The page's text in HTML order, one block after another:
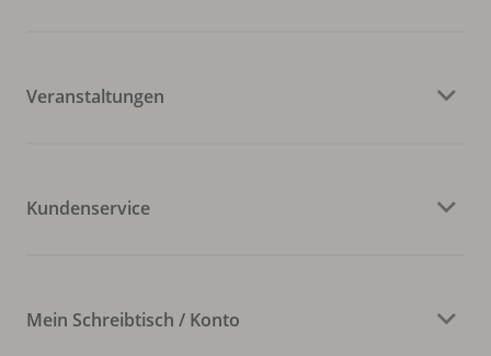
Veranstaltungen
Kundenservice
Mein Schreibtisch / Konto